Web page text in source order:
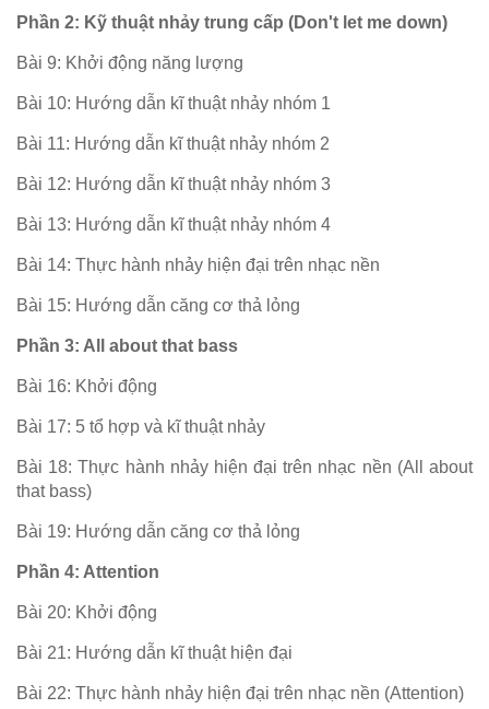
Phần 2: Kỹ thuật nhảy trung cấp (Don't let me down)
Bài 9: Khởi động năng lượng
Bài 10: Hướng dẫn kĩ thuật nhảy nhóm 1
Bài 11: Hướng dẫn kĩ thuật nhảy nhóm 2
Bài 12: Hướng dẫn kĩ thuật nhảy nhóm 3
Bài 13: Hướng dẫn kĩ thuật nhảy nhóm 4
Bài 14: Thực hành nhảy hiện đại trên nhạc nền
Bài 15: Hướng dẫn căng cơ thả lỏng
Phần 3: All about that bass
Bài 16: Khởi động
Bài 17: 5 tổ hợp và kĩ thuật nhảy
Bài 18: Thực hành nhảy hiện đại trên nhạc nền (All about
that bass)
Bài 19: Hướng dẫn căng cơ thả lỏng
Phần 4: Attention
Bài 20: Khởi động
Bài 21: Hướng dẫn kĩ thuật hiện đại
Bài 22: Thực hành nhảy hiện đại trên nhạc nền (Attention)